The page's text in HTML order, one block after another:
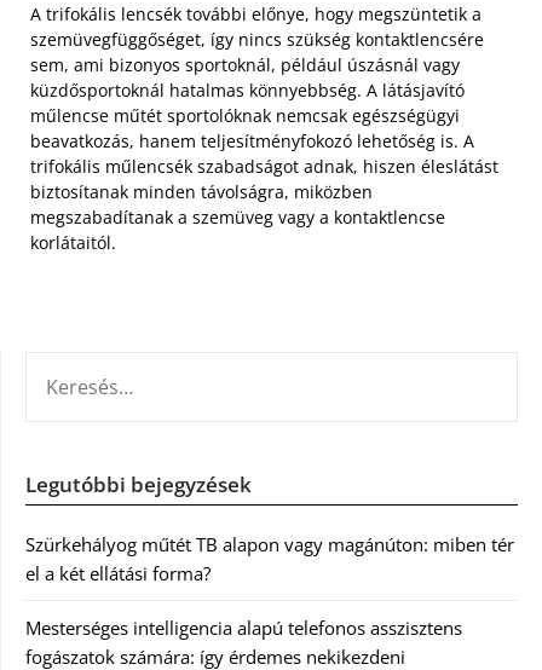
A trifokális lencsék további előnye, hogy megszüntetik a
szemüvegfüggőséget, így nincs szükség kontaktlencsére
sem, ami bizonyos sportoknál, például úszásnál vagy
küzdősportoknál hatalmas könnyebbség. A látásjavító
műlencse műtét sportolóknak nemcsak egészségügyi
beavatkozás, hanem teljesítményfokozó lehetőség is. A
trifokális műlencsék szabadságot adnak, hiszen éleslátást
biztosítanak minden távolságra, miközben
megszabadítanak a szemüveg vagy a kontaktlencse
korlátaitól.
Legutóbbi bejegyzések
Szürkehályog műtét TB alapon vagy magánúton: miben tér
el a két ellátási forma?
Mesterséges intelligencia alapú telefonos asszisztens
fogászatok számára: így érdemes nekikezdeni